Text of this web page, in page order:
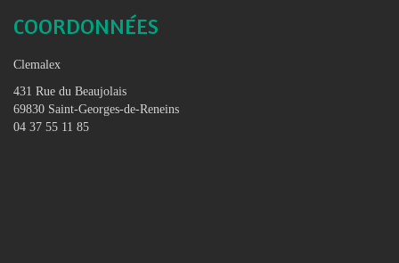
COORDONNÉES
Clemalex
431 Rue du Beaujolais
69830 Saint-Georges-de-Reneins
04 37 55 11 85